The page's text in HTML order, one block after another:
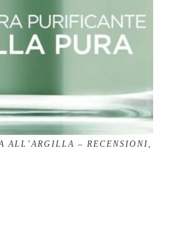
ALL’ARGILLA – RECENSIONI,